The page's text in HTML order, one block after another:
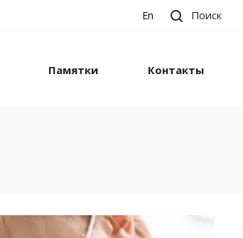
En Поиск
Памятки Контакты